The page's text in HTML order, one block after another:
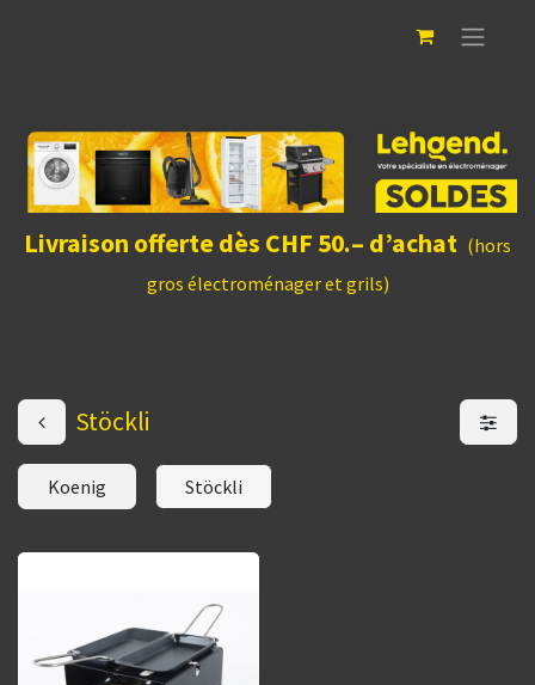
Livraison offerte dès CHF 50.– d’achat (hors
gros électroménager et grils)
Stöckli
Koenig Stöckli